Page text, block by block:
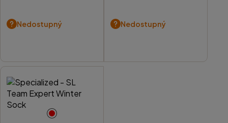
Nedostupný Nedostupný